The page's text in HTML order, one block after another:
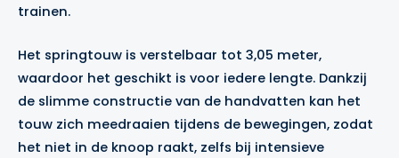
trainen.
Het springtouw is verstelbaar tot 3,05 meter,
waardoor het geschikt is voor iedere lengte. Dankzij
de slimme constructie van de handvatten kan het
touw zich meedraaien tijdens de bewegingen, zodat
het niet in de knoop raakt, zelfs bij intensieve